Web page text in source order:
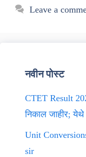
Leave a
नवीन पोस्ट
CTET Result
निकाल जाहीर; येथे
Unit
sir